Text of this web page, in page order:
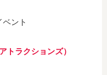
ベント
トラクションズ）